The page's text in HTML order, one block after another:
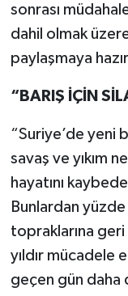
sonrası
dahil olmak
paylaşmaya
“BARIŞ İÇİN
“Suriye’de yeni
savaş ve yıkım
hayatını
Bunlardan yüzde
topraklarına geri
yıldır mücadele
geçen gün daha